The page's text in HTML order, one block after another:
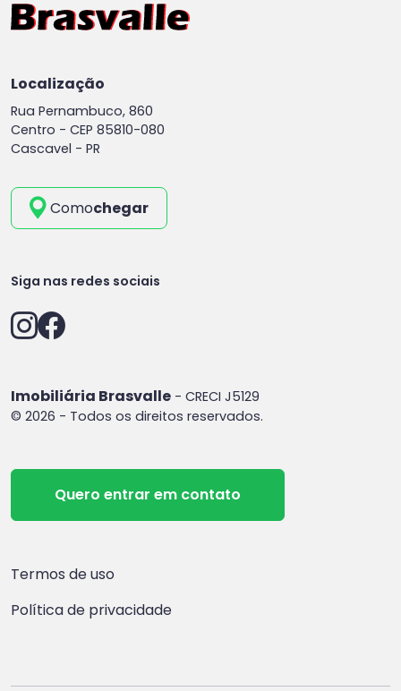
Localização
Rua Pernambuco, 860
Centro - CEP 85810-080
Cascavel - PR
Comochegar
Siga nas redes sociais
Imobiliária Brasvalle - CRECI J5129
© 2026 - Todos os direitos reservados.
Quero entrar em contato
Termos de uso
Política de privacidade